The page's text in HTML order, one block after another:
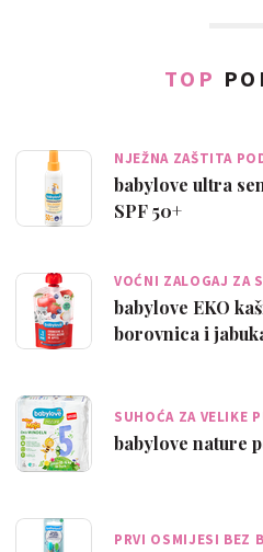
TOP
NJEŽNA ZAŠTITA
babylove ultra
SPF 50+
VOĆNI ZALOGAJ ZA
babylove EKO
borovnica i
SUHOĆA ZA VELIKE
babylove nature
PRVI OSMIJESI BEZ